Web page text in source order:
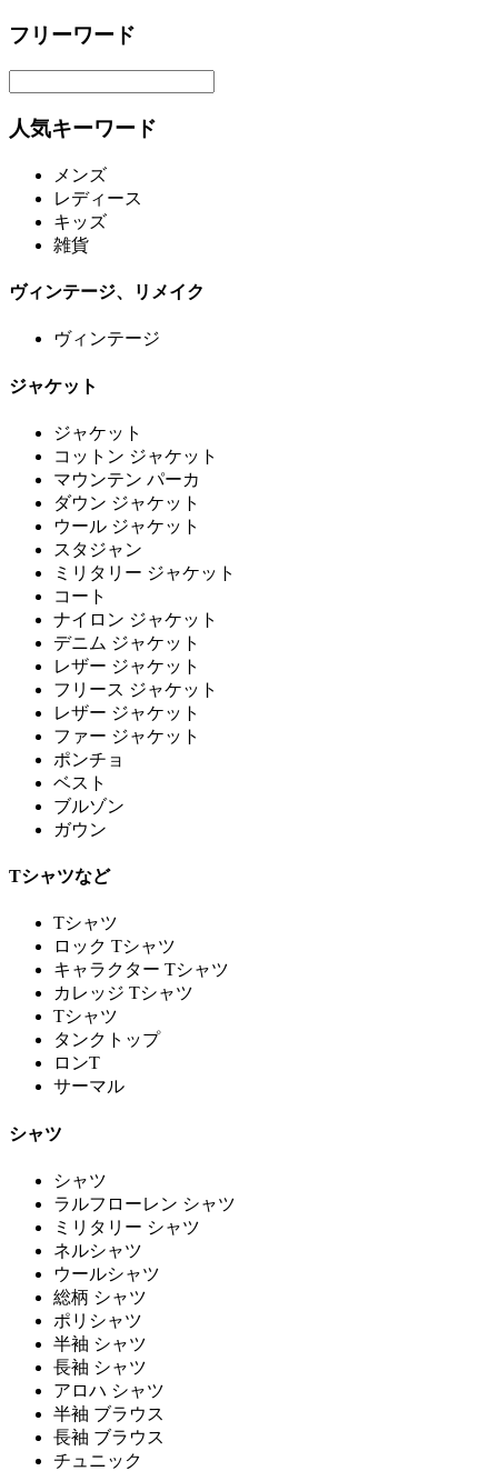
フリーワード
人気キーワード
メンズ
レディース
キッズ
雑貨
ヴィンテージ、リメイク
ヴィンテージ
ジャケット
ジャケット
コットン ジャケット
マウンテン パーカ
ダウン ジャケット
ウール ジャケット
スタジャン
ミリタリー ジャケット
コート
ナイロン ジャケット
デニム ジャケット
レザー ジャケット
フリース ジャケット
レザー ジャケット
ファー ジャケット
ポンチョ
ベスト
ブルゾン
ガウン
Tシャツなど
Tシャツ
ロック Tシャツ
キャラクター Tシャツ
カレッジ Tシャツ
Tシャツ
タンクトップ
ロンT
サーマル
シャツ
シャツ
ラルフローレン シャツ
ミリタリー シャツ
ネルシャツ
ウールシャツ
総柄 シャツ
ポリシャツ
半袖 シャツ
長袖 シャツ
アロハ シャツ
半袖 ブラウス
長袖 ブラウス
チュニック